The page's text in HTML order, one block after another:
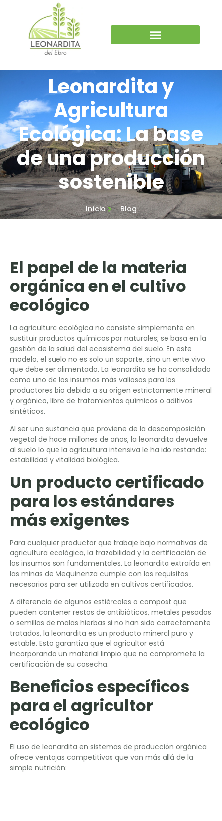
Leonardita y
Agricultura
Ecológica: La base
de una producción
sostenible
Início Blog
El papel de la materia
orgánica en el cultivo
ecológico
La agricultura ecológica no consiste simplemente en
sustituir productos químicos por naturales; se basa en la
gestión de la salud del ecosistema del suelo. En este
modelo, el suelo no es solo un soporte, sino un ente vivo
que debe ser alimentado. La leonardita se ha consolidado
como uno de los insumos más valiosos para los
productores bio debido a su origen estrictamente mineral
y orgánico, libre de tratamientos químicos o aditivos
sintéticos.
Al ser una sustancia que proviene de la descomposición
vegetal de hace millones de años, la leonardita devuelve
al suelo lo que la agricultura intensiva le ha ido restando:
estabilidad y vitalidad biológica.
Un producto certificado
para los estándares
más exigentes
Para cualquier productor que trabaje bajo normativas de
agricultura ecológica, la trazabilidad y la certificación de
los insumos son fundamentales. La leonardita extraída en
las minas de Mequinenza cumple con los requisitos
necesarios para ser utilizada en cultivos certificados.
A diferencia de algunos estiércoles o compost que
pueden contener restos de antibióticos, metales pesados
o semillas de malas hierbas si no han sido correctamente
tratados, la leonardita es un producto mineral puro y
estable. Esto garantiza que el agricultor está
incorporando un material limpio que no compromete la
certificación de su cosecha.
Beneficios específicos
para el agricultor
ecológico
El uso de leonardita en sistemas de producción orgánica
ofrece ventajas competitivas que van más allá de la
simple nutrición: